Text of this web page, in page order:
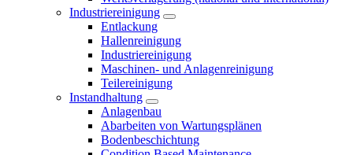
Industriereinigung
Entlackung
Hallenreinigung
Industriereinigung
Maschinen- und Anlagenreinigung
Teilereinigung
Instandhaltung
Anlagenbau
Abarbeiten von Wartungsplänen
Bodenbeschichtung